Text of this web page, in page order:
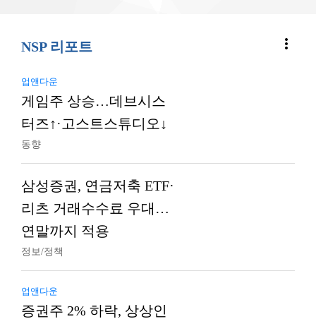
NSP 리포트 more_vert
업앤다운
게임주 상승…데브시스
터즈↑·고스트스튜디오↓
동향
삼성증권, 연금저축 ETF·
리츠 거래수수료 우대…
연말까지 적용
정보/정책
업앤다운
증권주 2% 하락, 상상인